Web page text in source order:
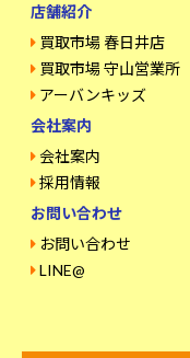
店舗紹介
買取市場 春日井店
買取市場 守山営業所
アーバンキッズ
会社案内
会社案内
採用情報
お問い合わせ
お問い合わせ
LINE@